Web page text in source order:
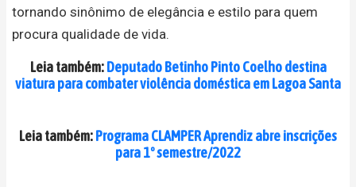
tornando sinônimo de elegância e estilo para quem
procura qualidade de vida.
Leia também:Deputado Betinho Pinto Coelho destina
viatura para combater violência doméstica em Lagoa Santa
Leia também:Programa CLAMPER Aprendiz abre inscrições
para 1º semestre/2022